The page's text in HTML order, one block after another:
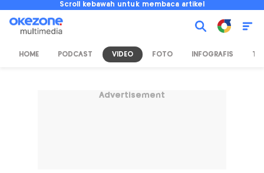
Scroll kebawah untuk membaca artikel
HOME PODCAST VIDEO FOTO INFOGRAFIS TV
Advertisement